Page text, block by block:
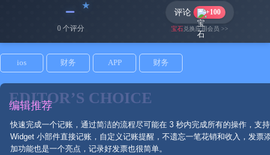
﹣
0 个评分
评论 +100
宝石兑换应用会员 >>
ios 财务 APP 财务
EDITOR’S CHOICE
编辑推荐
快速完成一个记账，通过简洁的流程尽可能在 3 秒内完成所有的操作，支持
Widget 小部件直接记账，自定义记账提醒，不遗忘一笔花销和收入，发票
加功能也是一个亮点，记录好发票也很简单。